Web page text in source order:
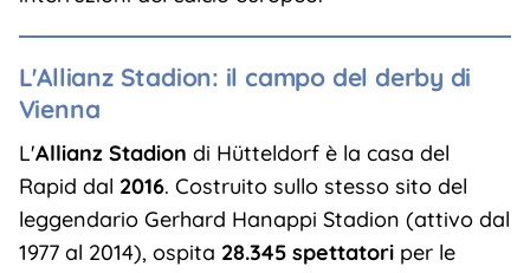
L'Allianz Stadion: il campo del derby di
Vienna
L'Allianz Stadion di Hütteldorf è la casa del
Rapid dal 2016. Costruito sullo stesso sito del
leggendario Gerhard Hanappi Stadion (attivo dal
1977 al 2014), ospita 28.345 spettatoriper le